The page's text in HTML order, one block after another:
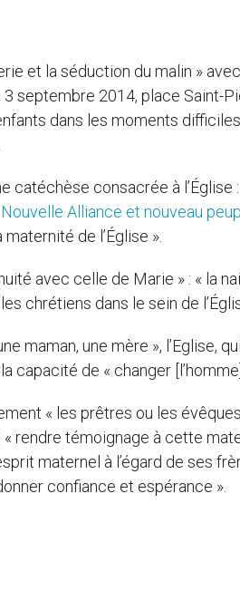
et la séduction du malin »
3 septembre 2014, place Saint-
dans les moments
consacrée à l’Église
Nouvelle Alliance et nouveau
de l’Église ».
avec celle de Marie » : « la
chrétiens dans le sein de
maman, une mère », l’Eglise,
capacité de « changer
« les prêtres ou les
rendre témoignage à cette
maternel à l’égard de ses
confiance et espérance ».